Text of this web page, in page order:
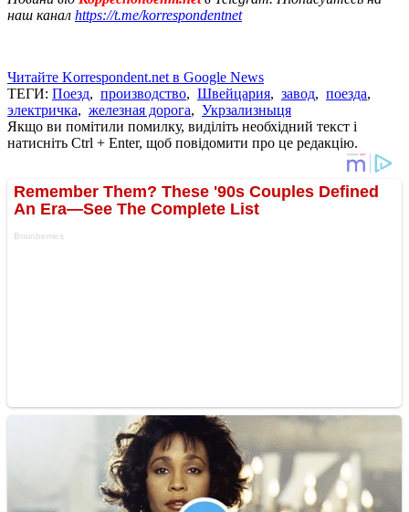
наш канал https://t.me/korrespondentnet
Читайте Korrespondent.net в Google News
ТЕГИ: Поезд, производство, Швейцария, завод, поезда,
электричка, железная дорога, Укрзализныця
Якщо ви помітили помилку, виділіть необхідний текст і
натисніть Ctrl + Enter, щоб повідомити про це редакцію.